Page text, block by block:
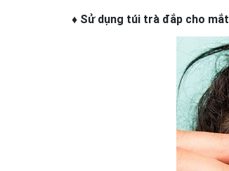
♦ Sử dụng túi trà đắp cho mắt